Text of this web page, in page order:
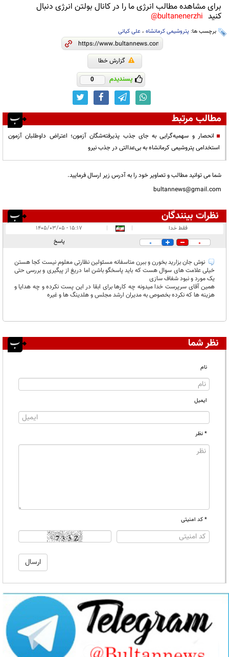
برای مشاهده مطالب انرژی ما را در کانال بولتن انرژی دنبال
کنید bultanenerzhi@
برچسب ها: پتروشیمی کرمانشاه ، علی کیانی
گزارش خطا
پسندیدم 0
مطالب مرتبط
انحصار و سهمیه‌گرایی به جای جذب پذیرفته‌شگان آزمون؛ اعتراض داوطلبان آزمون
استخدامی پتروشیمی کرمانشاه به بی‌عدالتی در جذب نیرو
شما می توانید مطالب و تصاویر خود را به آدرس زیر ارسال فرمایید.
bultannews@gmail.com
نظرات بینندگان
در انتظار بررسی:
فقط خدا |
|
۱۵:۱۷ - ۱۴۰۵/۰۳/۰۵
0
0 پاسخ
نوش جان بزارید بخورن و ببرن متاسفانه مسئولین نظارتی معلوم نیست کجا هستن
خیلی علامت های سوال هست که باید پاسخگو باشن اما دریغ از پیگیری و بررسی حتی
یک مورد و نبود شفاف سازی
همین آقای سرپرست خدا میدونه چه کارها برای ابقا در این پست نکرده و چه هدایا و
هزینه ها که نکرده بخصوص به مدیران ارشد مجلس و هلدینگ ها و غیره
نظر شما
نام
ایمیل
* نظر
* کد امنیتی